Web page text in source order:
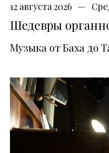
12 августа 2026
Шедевры
Музыка от Баха до